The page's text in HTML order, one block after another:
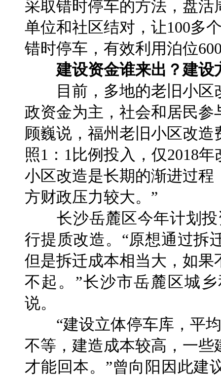
采取错时停车的方法，盘
单位和社区结对，让100多
错时停车，有效利用泊位
建设资金谁来出？建设
目前，多地的老旧小区
政资金为主，社会和居民
顾巍说，福州老旧小区改
照1：1比例投入，仅2018
小区改造是长期的渐进过
方财政压力较大。”
长沙岳麓区今年计划投
行提质改造。“原想通过拆
但是拆迁成本相当大，如
不起。”长沙市岳麓区城
说。
“建设立体停车库，平均
不等，建造成本较高，一些
才能回本。”曾向阳因此建